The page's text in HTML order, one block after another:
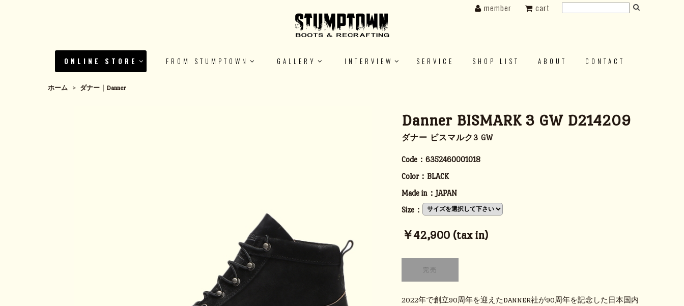
ONLINE STORE FROM STUMPTOWN GALLERY INTERVIEW SERVICE SHOP LIST ABOUT CONTACT
member cart
ホーム > ダナー｜Danner
Danner BISMARK 3 GW D214209
ダナー ビスマルク3 GW
Code： 6352460001018
Color： BLACK
Made in： JAPAN
Size：
￥42,900 (tax in)
2022年で創立90周年を迎えたDANNER社が90周年を記念した日本国内